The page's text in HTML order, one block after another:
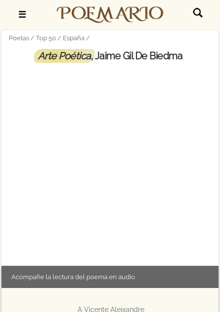
☰
Poetas Top 50 España
Arte Poética, Jaime Gil De Biedma
Acompañe la lectura del poema en audio
A Vicente Aleixandre